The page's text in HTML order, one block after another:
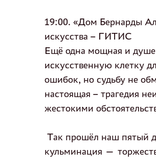
19:00. «Дом Бернарды
искусства – ГИТИС
Ещё одна мощная и
искусственную клетку
ошибок, но судьбу не
настоящая – трагедия
жестокими
Так прошёл наш пятый
кульминация —